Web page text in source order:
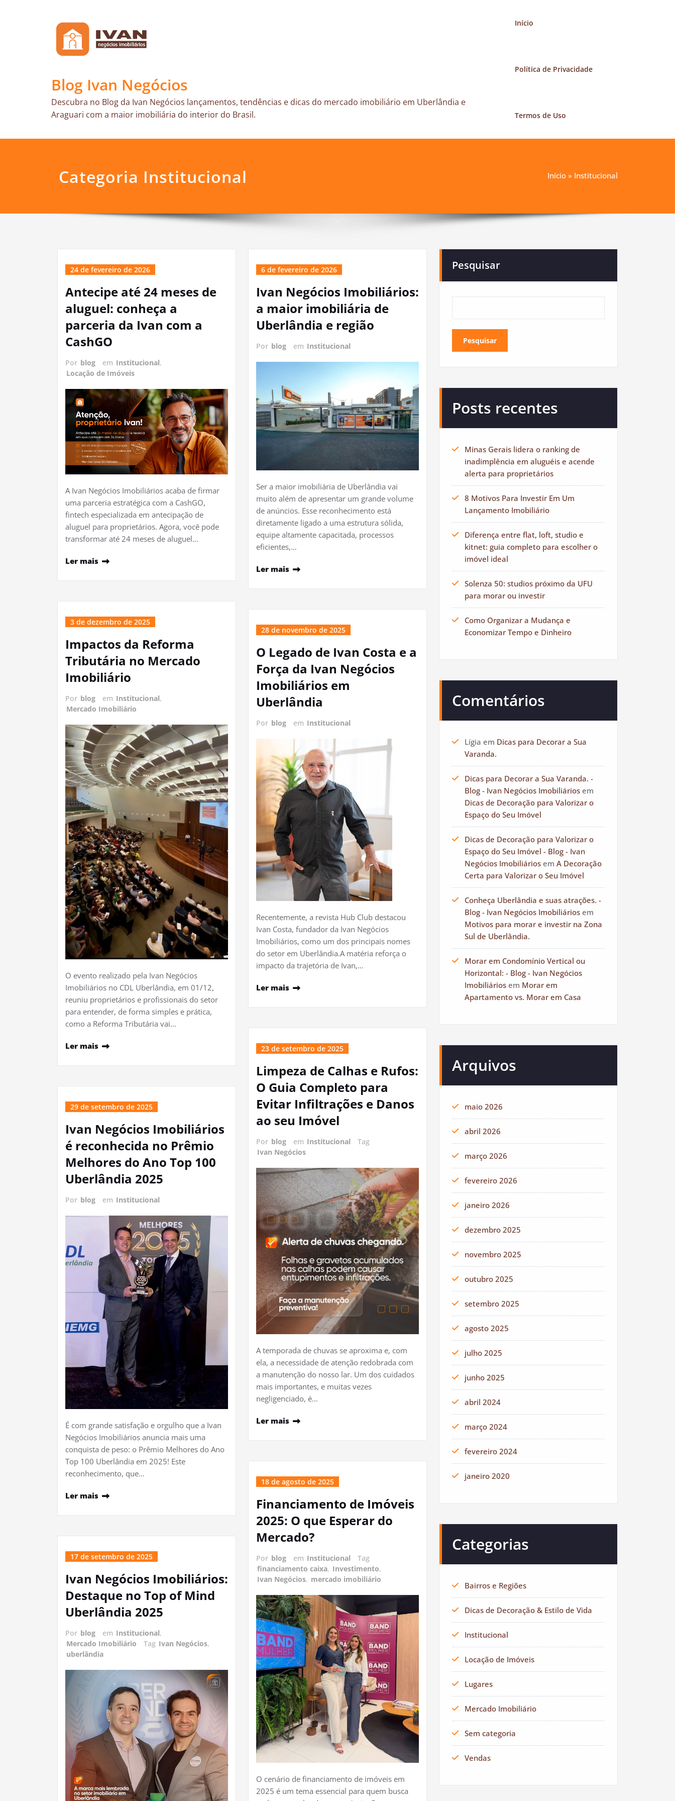
Blog Ivan Negócios
Descubra no Blog da Ivan Negócios lançamentos, tendências e dicas do mercado imobiliário em Uberlândia e
Araguari com a maior imobiliária do interior do Brasil.
Início
Política de Privacidade
Termos de Uso
Categoria Institucional Início » Institucional
24 de fevereiro de 2026
Antecipe até 24 meses de
aluguel: conheça a
parceria da Ivan com a
CashGO
Por blog em Institucional,
Locação de Imóveis
A Ivan Negócios Imobiliários acaba de firmar
uma parceria estratégica com a CashGO,
fintech especializada em antecipação de
aluguel para proprietários. Agora, você pode
transformar até 24 meses de aluguel…
Ler mais
3 de dezembro de 2025
Impactos da Reforma
Tributária no Mercado
Imobiliário
Por blog em Institucional,
Mercado Imobiliário
O evento realizado pela Ivan Negócios
Imobiliários no CDL Uberlândia, em 01/12,
reuniu proprietários e profissionais do setor
para entender, de forma simples e prática,
como a Reforma Tributária vai…
Ler mais
29 de setembro de 2025
Ivan Negócios Imobiliários
é reconhecida no Prêmio
Melhores do Ano Top 100
Uberlândia 2025
Por blog em Institucional
É com grande satisfação e orgulho que a Ivan
Negócios Imobiliários anuncia mais uma
conquista de peso: o Prêmio Melhores do Ano
Top 100 Uberlândia em 2025! Este
reconhecimento, que…
Ler mais
17 de setembro de 2025
Ivan Negócios Imobiliários:
Destaque no Top of Mind
Uberlândia 2025
Por blog em Institucional,
Mercado Imobiliário
Tag Ivan Negócios,
uberlândia
6 de fevereiro de 2026
Ivan Negócios Imobiliários:
a maior imobiliária de
Uberlândia e região
Por blog em Institucional
Ser a maior imobiliária de Uberlândia vai
muito além de apresentar um grande volume
de anúncios. Esse reconhecimento está
diretamente ligado a uma estrutura sólida,
equipe altamente capacitada, processos
eficientes,…
Ler mais
28 de novembro de 2025
O Legado de Ivan Costa e a
Força da Ivan Negócios
Imobiliários em
Uberlândia
Por blog em Institucional
Recentemente, a revista Hub Club destacou
Ivan Costa, fundador da Ivan Negócios
Imobiliários, como um dos principais nomes
do setor em Uberlândia.A matéria reforça o
impacto da trajetória de Ivan,…
Ler mais
23 de setembro de 2025
Limpeza de Calhas e Rufos:
O Guia Completo para
Evitar Infiltrações e Danos
ao seu Imóvel
Por blog em Institucional
Tag
Ivan Negócios
A temporada de chuvas se aproxima e, com
ela, a necessidade de atenção redobrada com
a manutenção do nosso lar. Um dos cuidados
mais importantes, e muitas vezes
negligenciado, é…
Ler mais
18 de agosto de 2025
Financiamento de Imóveis
2025: O que Esperar do
Mercado?
Por blog em Institucional
Tag
financiamento caixa, Investimento,
Ivan Negócios, mercado imobiliário
O cenário de financiamento de imóveis em
2025 é um tema essencial para quem busca
Pesquisar
Pesquisar
Posts recentes
Minas Gerais lidera o ranking de
inadimplência em aluguéis e acende
alerta para proprietários
8 Motivos Para Investir Em Um
Lançamento Imobiliário
Diferença entre flat, loft, studio e
kitnet: guia completo para escolher o
imóvel ideal
Solenza 50: studios próximo da UFU
para morar ou investir
Como Organizar a Mudança e
Economizar Tempo e Dinheiro
Comentários
Lígia em Dicas para Decorar a Sua
Varanda.
Dicas para Decorar a Sua Varanda. -
Blog - Ivan Negócios Imobiliários em
Dicas de Decoração para Valorizar o
Espaço do Seu Imóvel
Dicas de Decoração para Valorizar o
Espaço do Seu Imóvel - Blog - Ivan
Negócios Imobiliários em A Decoração
Certa para Valorizar o Seu Imóvel
Conheça Uberlândia e suas atrações. -
Blog - Ivan Negócios Imobiliários em
Motivos para morar e investir na Zona
Sul de Uberlândia.
Morar em Condomínio Vertical ou
Horizontal: - Blog - Ivan Negócios
Imobiliários em Morar em
Apartamento vs. Morar em Casa
Arquivos
maio 2026
abril 2026
março 2026
fevereiro 2026
janeiro 2026
dezembro 2025
novembro 2025
outubro 2025
setembro 2025
agosto 2025
julho 2025
junho 2025
abril 2024
março 2024
fevereiro 2024
janeiro 2020
Categorias
Bairros e Regiões
Dicas de Decoração & Estilo de Vida
Institucional
Locação de Imóveis
Lugares
Mercado Imobiliário
Sem categoria
Vendas